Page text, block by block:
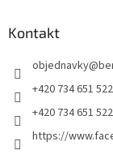
Kontakt
objednavky@
+420 734 651 522
+420 734 651 522
https://